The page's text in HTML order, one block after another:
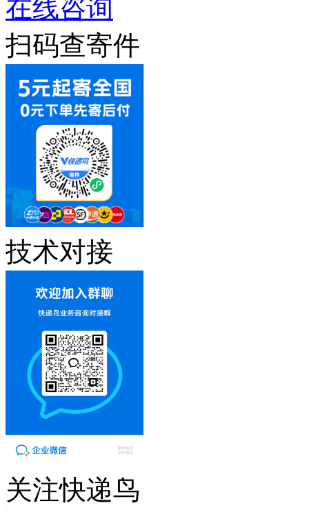
在线咨询
扫码查寄件
技术对接
关注快递鸟